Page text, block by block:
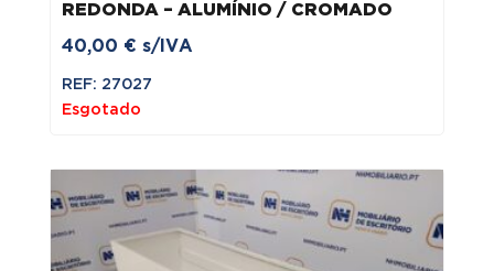
REDONDA – ALUMÍNIO / CROMADO
40,00 € s/IVA
REF: 27027
Esgotado